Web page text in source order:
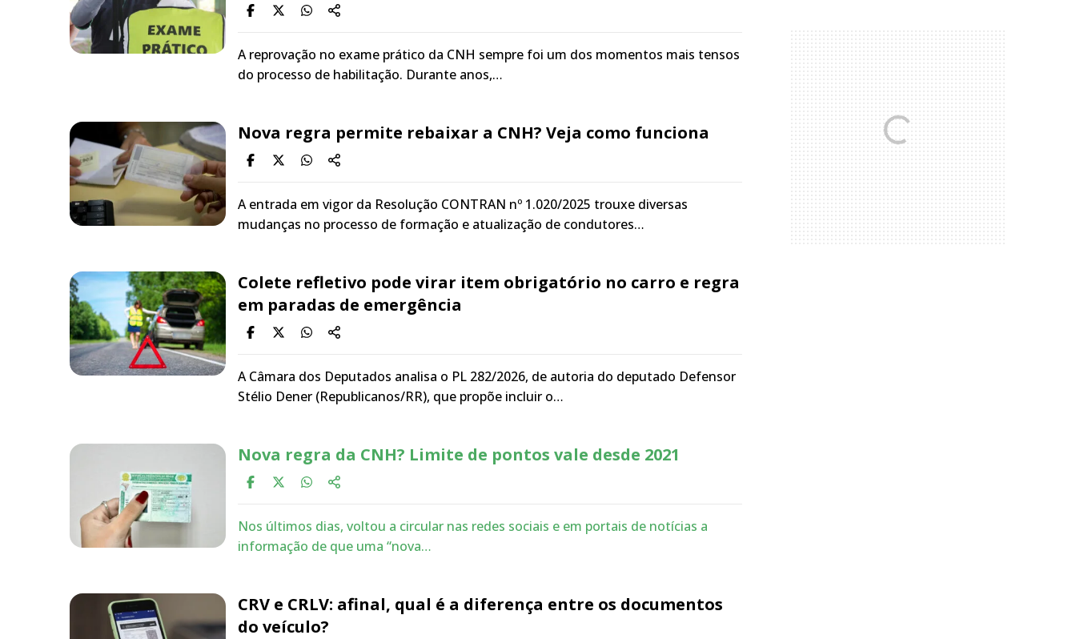
A reprovação no exame prático da CNH sempre foi um dos momentos mais tensos
do processo de habilitação. Durante anos,…
Nova regra permite rebaixar a CNH? Veja como funciona
A entrada em vigor da Resolução CONTRAN nº 1.020/2025 trouxe diversas
mudanças no processo de formação e atualização de condutores…
Colete refletivo pode virar item obrigatório no carro e regra
em paradas de emergência
A Câmara dos Deputados analisa o PL 282/2026, de autoria do deputado Defensor
Stélio Dener (Republicanos/RR), que propõe incluir o…
Nova regra da CNH? Limite de pontos vale desde 2021
Nos últimos dias, voltou a circular nas redes sociais e em portais de notícias a
informação de que uma “nova…
CRV e CRLV: afinal, qual é a diferença entre os documentos
do veículo?